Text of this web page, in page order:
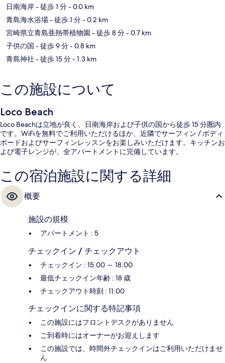
日南海岸- 徒歩 1 分- 0.0 km
青島海水浴場- 徒歩 1 分- 0.2 km
宮崎県立青島亜熱帯植物園 - 徒歩 8 分- 0.7 km
子供の国 - 徒歩 9 分- 0.8 km
青島神社 - 徒歩 15 分- 1.3 km
この施設について
Loco Beach
Loco Beachは立地が良く、日南海岸および子供の国から徒歩 15 分圏内
です。WiFiを無料でご利用いただけるほか、近隣でサーフィン / ボディ
ボードおよびサーフィンレッスンをお楽しみいただけます。キッチンお
よび電子レンジが、全アパートメントに完備しています。
この宿泊施設に関する詳細
概要
施設の規模
アパートメント : 5
チェックイン / チェックアウト
チェックイン : 15:00 ～ 18:00
最低チェックイン年齢 : 18 歳
チェックアウト時刻 : 11:00
チェックインに関する特記事項
この施設にはフロントデスクがありません
ご到着時にはオーナーがお迎えします
この施設では、時間外チェックインはご利用いただけませ
ん